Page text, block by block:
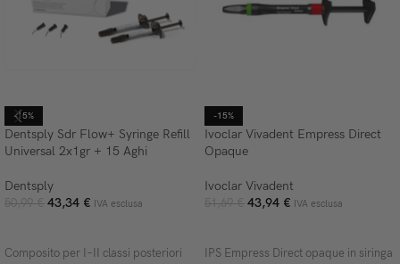
-15%
Dentsply Sdr Flow+ Syringe Refill
Universal 2x1gr + 15 Aghi
Dentsply
50,99€ 43,34 € IVA esclusa
Composito per I–II classi posteriori
-15%
Ivoclar Vivadent Empress Direct
Opaque
Ivoclar Vivadent
51,69€ 43,94 € IVA esclusa
IPS Empress Direct opaque in siringa